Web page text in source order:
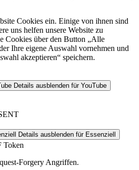
Cookies ein. Einige von ihnen sind
uns helfen unsere Website zu
Cookies über den Button „Alle
Ihre eigene Auswahl vornehmen und
akzeptieren“ speichern.
Details ausblenden für YouTube
Details ausblenden für Essenziell
Token
Forgery Angriffen.